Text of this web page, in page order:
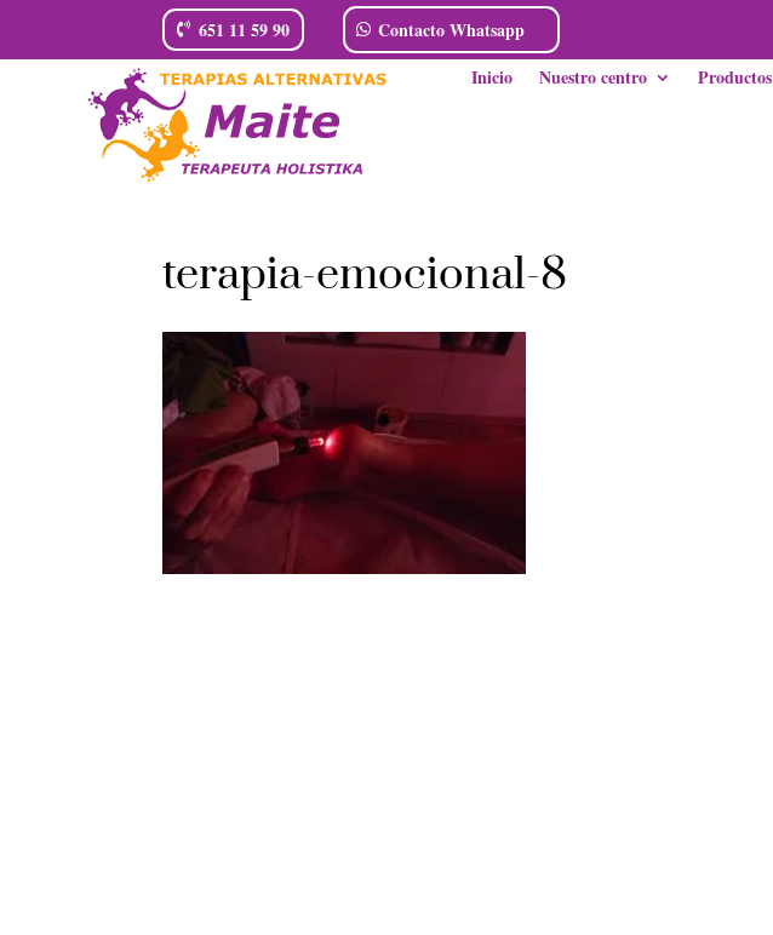
651 11 59 90 Contacto Whatsapp
Inicio Nuestro centro Productos
terapia-emocional-8